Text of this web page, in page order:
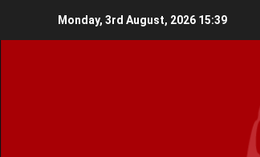
Monday, 3rd August, 2026 15:39